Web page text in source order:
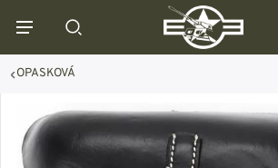
OPASKOVÁ